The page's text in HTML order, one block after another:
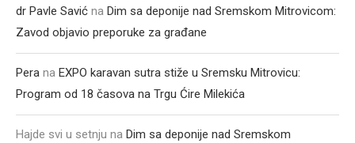
dr Pavle Savić na Dim sa deponije nad Sremskom Mitrovicom:
Zavod objavio preporuke za građane
Pera na EXPO karavan sutra stiže u Sremsku Mitrovicu:
Program od 18 časova na Trgu Ćire Milekića
Hajde svi u setnju na Dim sa deponije nad Sremskom